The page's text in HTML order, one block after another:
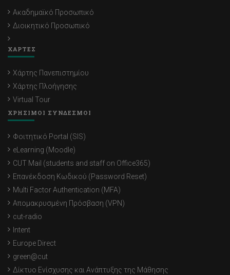
Ακαδημαϊκό Προσωπικό
Διοικητικό Προσωπικό
ΧΑΡΤΕΣ
Χάρτης Πανεπιστημίου
Χάρτης Πλοήγησης
Virtual Tour
ΧΡΗΣΙΜΟΙ ΣΥΝΔΕΣΜΟΙ
Φοιτητικό Portal (SIS)
eLearning (Moodle)
CUT Mail (students and staff on Office365)
Επανέκδοση Κωδικού (Password Reset)
Multi Factor Authentication (MFA)
Απομακρυσμένη Πρόσβαση (VPN)
cut-radio
Intent
Europe Direct
green@cut
Δίκτυο Ενίσχυσης και Ανάπτυξης της Μάθησης